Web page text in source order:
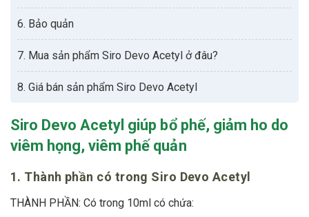
6. Bảo quản
7. Mua sản phẩm Siro Devo Acetyl ở đâu?
8. Giá bán sản phẩm Siro Devo Acetyl
Siro Devo Acetyl giúp bổ phế, giảm ho do
viêm họng, viêm phế quản
1. Thành phần có trong Siro Devo Acetyl
THÀNH PHẦN: Có trong 10ml có chứa: